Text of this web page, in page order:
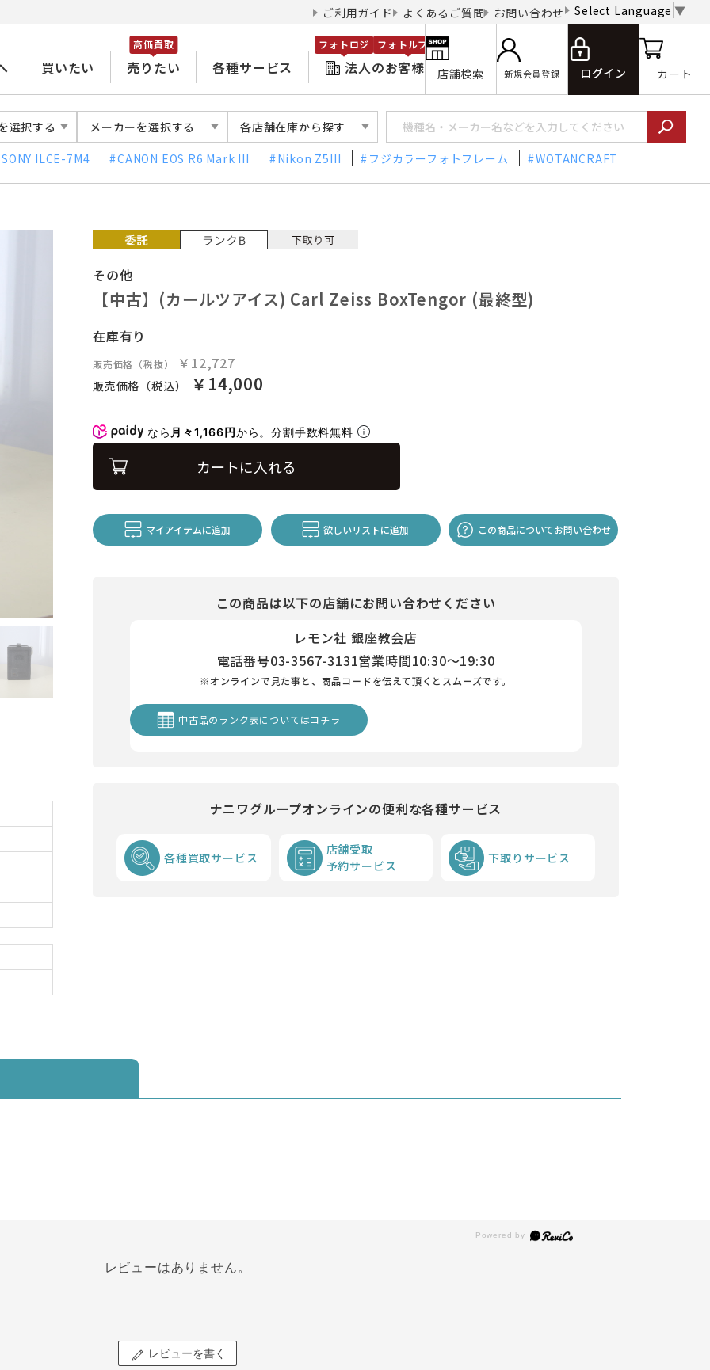
ご利用ガイド よくあるご質問 お問い合わせ Select Language ▼
買いたい 売りたい
高価買取
各種サービス 法人のお客様
フォトロジ フォトルプロ
店舗検索 新規会員登録 ログイン カート
選択する メーカーを選択する 各店舗在庫から探す
SONY ILCE-7M4 CANON EOS R6 Mark III Nikon Z5III フジカラーフォトフレーム WOTANCRAFT
その他
【中古】(カールツアイス) Carl Zeiss BoxTengor (最終型)
在庫有り
販売価格（税抜） ￥12,727
販売価格（税込） ￥14,000
なら 月々1,166円から。分割手数料無料
カートに入れる
マイアイテムに追加 欲しいリストに追加 この商品についてお問い合わせ
この商品は以下の店舗にお問い合わせください
レモン社 銀座教会店
電話番号03-3567-3131営業時間10:30～19:30
※オンラインで見た事と、商品コードを伝えて頂くとスムーズです。
中古品のランク表についてはコチラ
ナニワグループオンラインの便利な各種サービス
各種買取サービス
店舗受取
予約サービス
下取りサービス
レビューはありません。
レビューを書く